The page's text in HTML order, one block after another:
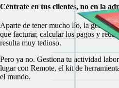
Céntrate en tus clientes, no en la
Aparte de tener mucho lío, la gente
que facturar, calcular los pagos y
resulta muy tedioso.
Pero ya no. Gestiona tu actividad
lugar con Remote, el kit de
el mundo.